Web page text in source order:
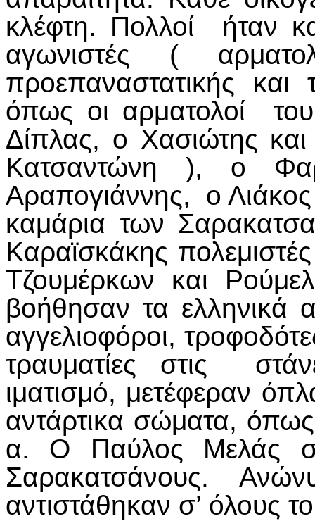
κλέφτη. Πολλοί ήταν
αγωνιστές (
προεπαναστατικής και
όπως οι αρματολοί
Δίπλας, ο Χασιώτης
Κατσαντώνη ), ο
Αραπογιάννης, ο Λιάκος
καμάρια των
Καραϊσκάκης
Τζουμέρκων και
βοήθησαν τα ελληνικά
αγγελιοφόροι,
τραυματίες στις
ιματισμό, μετέφεραν
αντάρτικα σώματα,
α. Ο Παύλος Μελάς
Σαρακατσάνους.
αντιστάθηκαν σ’ όλους